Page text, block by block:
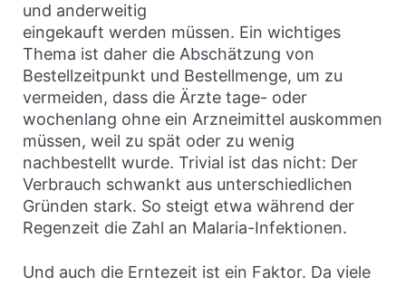
und anderweitig
eingekauft werden müssen. Ein wichtiges
Thema ist daher die Abschätzung von
Bestellzeitpunkt und Bestellmenge, um zu
vermeiden, dass die Ärzte tage- oder
wochenlang ohne ein Arzneimittel auskommen
müssen, weil zu spät oder zu wenig
nachbestellt wurde. Trivial ist das nicht: Der
Verbrauch schwankt aus unterschiedlichen
Gründen stark. So steigt etwa während der
Regenzeit die Zahl an Malaria-Infektionen.
Und auch die Erntezeit ist ein Faktor. Da viele